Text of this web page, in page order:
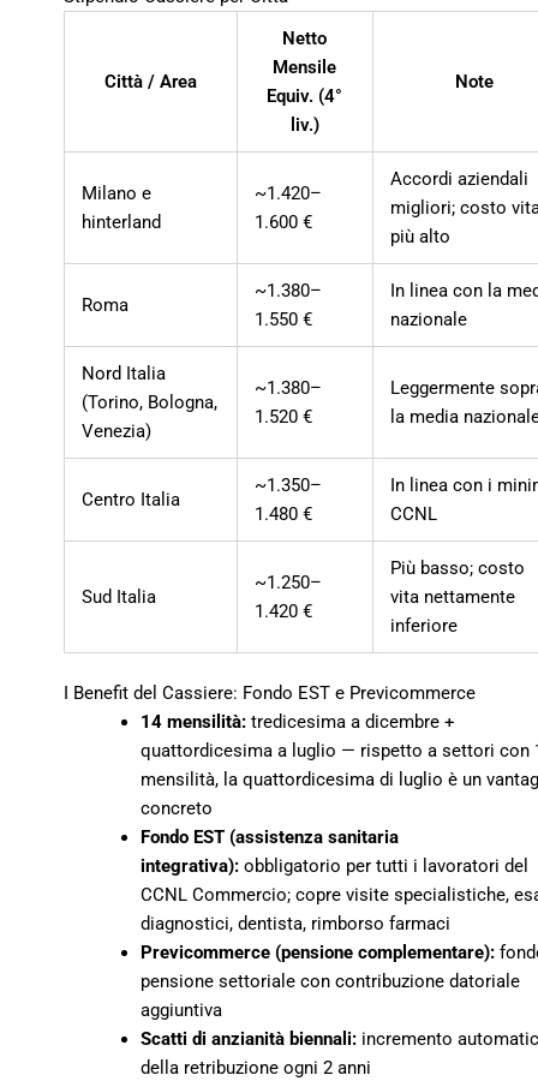
Città / Area
Netto
Mensile
Equiv. (4°
liv.)
Note
Milano e
hinterland
~1.420–
1.600 €
Accordi aziendali
migliori; costo
più alto
Roma
~1.380–
1.550 €
In linea con la
nazionale
Nord Italia
(Torino, Bologna,
Venezia)
~1.380–
1.520 €
Leggermente
la media
Centro Italia
~1.350–
1.480 €
In linea con i
CCNL
Sud Italia
~1.250–
1.420 €
Più basso; costo
vita nettamente
inferiore
I Benefit del Cassiere: Fondo EST e Previcommerce
14 mensilità:tredicesima a dicembre +
quattordicesima a luglio — rispetto a settori con
mensilità, la quattordicesima di luglio è un
concreto
Fondo EST (assistenza sanitaria
integrativa):obbligatorio per tutti i lavoratori del
CCNL Commercio; copre visite specialistiche,
diagnostici, dentista, rimborso farmaci
Previcommerce (pensione complementare):
pensione settoriale con contribuzione datoriale
aggiuntiva
Scatti di anzianità biennali:incremento
della retribuzione ogni 2 anni